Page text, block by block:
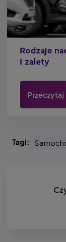
Rodzaje
i zalety
Przeczytaj
Tagi: